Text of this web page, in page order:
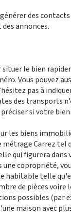
des
annonces.
situer le bien
Vous pouvez
pas à
des transports
si votre
les biens
métrage Carrez
qui figurera
une copropriété,
habitable telle
de pièces voire
possibles (par
maison avec